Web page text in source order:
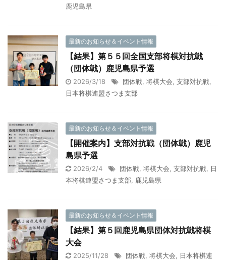
鹿児島県
最新のお知らせ＆イベント情報
【結果】第５５回全国支部将棋対抗戦
（団体戦）鹿児島県予選
2026/3/18 団体戦 将棋大会 支部対抗戦
日本将棋連盟さつま支部
最新のお知らせ＆イベント情報
【開催案内】支部対抗戦（団体戦）鹿児
島県予選
2026/2/4 団体戦 将棋大会 支部対抗戦
日
本将棋連盟さつま支部
鹿児島県
最新のお知らせ＆イベント情報
【結果】第５回鹿児島県団体対抗戦将棋
大会
2025/11/28 団体戦 将棋大会
日本将棋連